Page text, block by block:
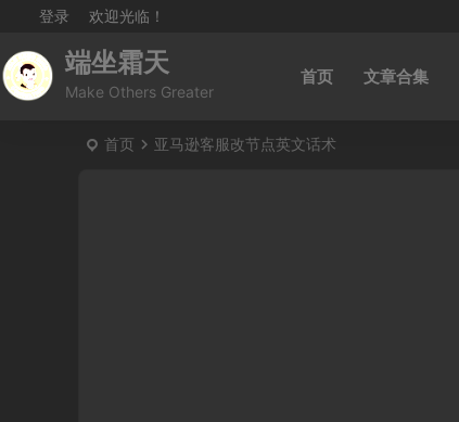
欢迎光临！
登录
端坐霜天
Make Others Greater
首页 文章合集
首页 亚马逊客服改节点英文话术